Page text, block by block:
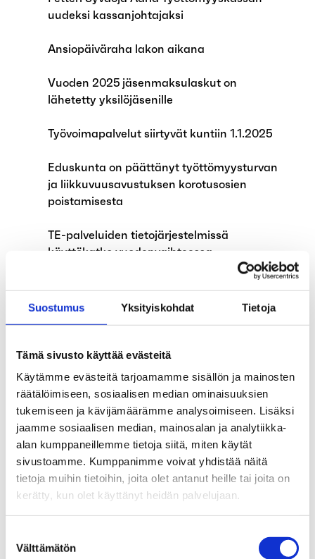
Suostumus Yksityiskohdat Tietoja
Tämä sivusto käyttää evästeitä
Käytämme evästeitä tarjoamamme sisällön ja mainosten
räätälöimiseen, sosiaalisen median ominaisuuksien
tukemiseen ja kävijämäärämme analysoimiseen. Lisäksi
jaamme sosiaalisen median, mainosalan ja analytiikka-
alan kumppaneillemme tietoja siitä, miten käytät
sivustoamme. Kumppanimme voivat yhdistää näitä
tietoja muihin tietoihin, joita olet antanut heille tai joita on
kerätty, kun olet käyttänyt heidän palvelujaan.
valinta
Välttämätön
uudeksi kassanjohtajaksi
Ansiopäiväraha lakon aikana
Vuoden 2025 jäsenmaksulaskut on
lähetetty yksilöjäsenille
Työvoimapalvelut siirtyvät kuntiin 1.1.2025
Eduskunta on päättänyt työttömyysturvan
ja liikkuvuusavustuksen korotusosien
poistamisesta
TE-palveluiden tietojärjestelmissä
käyttökatko vuodenvaihteessa
vuodenvaihteessa
Aaria Työttömyyskassa hakee
kassanjohtajaa
Aaria Työttömyyskassa hakee
talouspäällikköä
Työvoimapalvelut siirtyvät kuntiin 1.1.2025
Porrastuksen vaikutukset alkavat näkyä